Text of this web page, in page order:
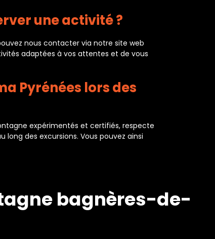
une activité ?
nous contacter via notre site web
adaptées à vos attentes et de vous
Pyrénées lors des
expérimentés et certifiés, respecte
des excursions. Vous pouvez ainsi
bagnères-de-